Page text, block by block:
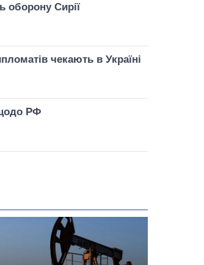
оборону Сирії
чекають в Україні
щодо РФ